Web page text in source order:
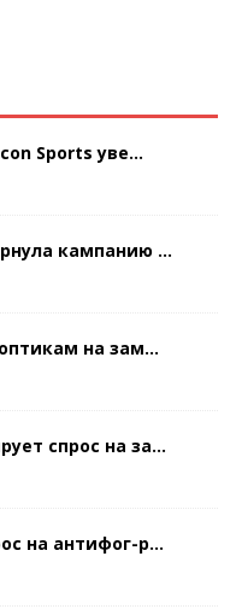
Sports уве...
кампанию ...
на зам...
спрос на за...
на антифог-р...